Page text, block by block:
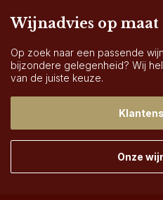
Wijnadvies op maat
Op zoek naar een passende
bijzondere gelegenheid? Wij
van de juiste keuze.
Onze